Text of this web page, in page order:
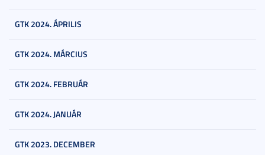
GTK 2024. ÁPRILIS
GTK 2024. MÁRCIUS
GTK 2024. FEBRUÁR
GTK 2024. JANUÁR
GTK 2023. DECEMBER